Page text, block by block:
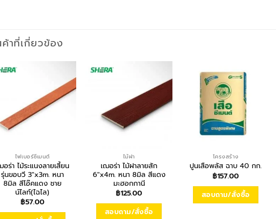
าที่เกี่ยวข้อง
ไฟเบอร์ซีเมนต์
อร่า ไม้ระแนงลายเสี้ยน
รุ่นขอบวี 3″x3m. หนา
8มิล สีโอ๊คแดง ชาย
น์ไลท์(ไฉไล)
฿57.00
ไม้ฝา
เฌอร่า ไม้ฝาลายสัก
6″x4m. หนา 8มิล สีแดง
มะฮอกกานี
฿125.00
สอบถาม/สั่งซื้อ
โครงสร้าง
ปูนเสือพลัส ฉาบ 40 กก.
฿157.00
สอบถาม/สั่งซื้อ